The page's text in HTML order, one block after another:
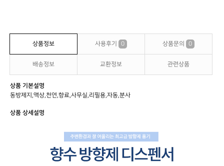
상품정보 사용후기 0 상품문의 0
배송정보 교환정보 관련상품
상품 기본설명
동방제지,액상,천연,향료,사무실,리필용,자동,분사
상품 상세설명